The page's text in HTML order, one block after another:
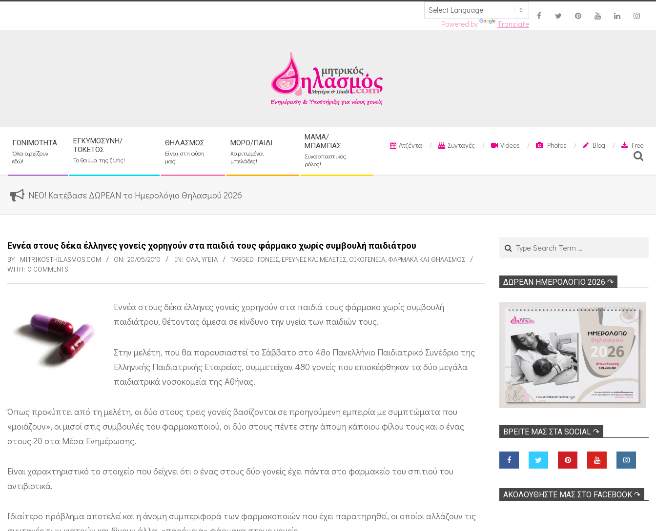
Powered by Translate
Navigation
Menu
ΓΟΝΙΜΌΤΗΤΑ
Όλα αρχίζουν
εδώ!
ΕΓΚΥΜΟΣΎΝΗ/
ΤΟΚΕΤΌΣ
Το θαύμα της ζωής!
ΘΗΛΑΣΜΌΣ
Είναι στη φύση
μας!
ΜΩΡΌ/ΠΑΙΔΊ
Χαριτωμένοι
μπελάδες!
ΜΑΜΆ/
ΜΠΑΜΠΆΣ
Συναρπαστικός
ρόλος!
Ατζέντα Συνταγές Videos Photos Blog
Free
Search
ΝΕΟ! Κατέβασε ΔΩΡΕΑΝ το Ημερολόγιο Θηλασμού 2026
Εννέα στους δέκα έλληνες γονείς χορηγούν στα παιδιά τους φάρμακο χωρίς συμβουλή παιδιάτρου
BY: MITRIKOSTHILASMOS.COM ON: 20/05/2010 IN: ΌΛΑ,ΥΓΕΊΑ TAGGED: ΓΟΝΕΊΣ, ΕΡΕΥΝΕΣ ΚΑΙ ΜΕΛΈΤΕΣ, ΟΙΚΟΓΈΝΕΙΑ, ΦΆΡΜΑΚΑ ΚΑΙ ΘΗΛΑΣΜΌΣ
WITH: 0 COMMENTS
τ
ο
υ
δ
έ
α
Εννέα στους δέκα έλληνες γονείς χορηγούν στα παιδιά τους φάρμακο χωρίς συμβουλή
παιδιάτρου, θέτοντας άμεσα σε κίνδυνο την υγεία των παιδιών τους.
Στην μελέτη, που θα παρουσιαστεί το Σάββατο στο 48ο Πανελλήνιο Παιδιατρικό Συνέδριο της
Ελληνικής Παιδιατρικής Εταιρείας, συμμετείχαν 480 γονείς που επισκέφθηκαν τα δύο μεγάλα
παιδιατρικά νοσοκομεία της Αθήνας.
Όπως προκύπτει από τη μελέτη, οι δύο στους τρεις γονείς βασίζονται σε προηγούμενη εμπειρία με συμπτώματα που
«μοιάζουν», οι μισοί στις συμβουλές του φαρμακοποιού, οι δύο στους πέντε στην άποψη κάποιου φίλου τους και ο ένας
στους 20 στα Μέσα Ενημέρωσης.
Είναι χαρακτηριστικό το στοιχείο που δείχνει ότι ο ένας στους δύο γονείς έχει πάντα στο φαρμακείο του σπιτιού του
αντιβιοτικά.
Ιδιαίτερο πρόβλημα αποτελεί και η άνομη συμπεριφορά των φαρμακοποιών που έχει παρατηρηθεί, οι οποίοι αλλάζουν τις
Search
ΔΩΡΕΑΝ ΗΜΕΡΟΛΟΓΙΟ 2026 ↷
ΒΡΕΊΤΕ ΜΑΣ ΣΤΑ SOCIAL ↷
ΑΚΟΛOΥΘΉΣΤΕ ΜΑΣ ΣΤΟ FACEBOOK ↷